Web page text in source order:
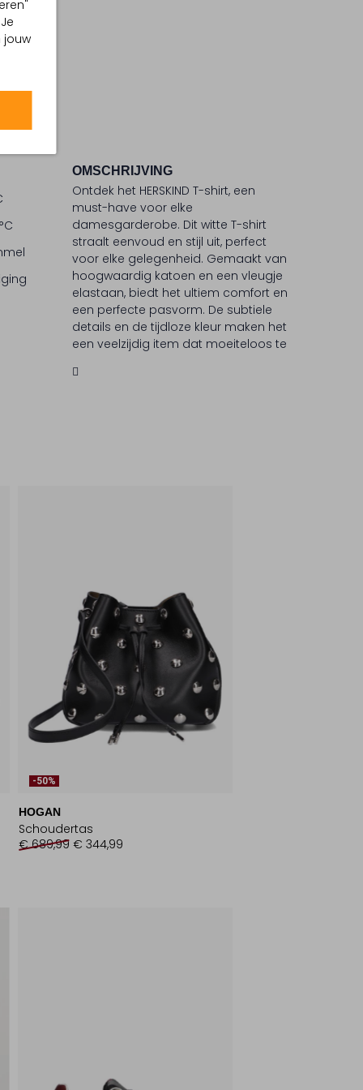
jouw
OMSCHRIJVING
Ontdek het HERSKIND T-shirt, een
must-have voor elke
damesgarderobe. Dit witte T-shirt
straalt eenvoud en stijl uit, perfect
voor elke gelegenheid. Gemaakt van
hoogwaardig katoen en een vleugje
elastaan, biedt het ultiem comfort en
een perfecte pasvorm. De subtiele
details en de tijdloze kleur maken het
een veelzijdig item dat moeiteloos te
bekend om zijn moderne ontwerpen
-50%
HOGAN
Schoudertas
€ 689,99 € 344,99